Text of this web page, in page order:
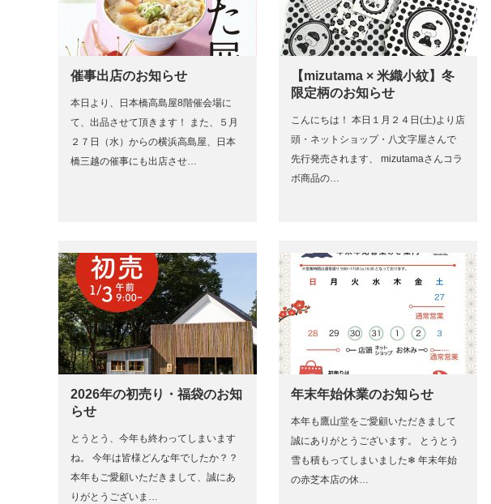
催事出店のお知らせ
本日より、日本橋高島屋8階催会場に
て、出品させて頂きます！ また、５月
２７日（水）からの横浜高島屋、日本
橋三越の催事にも出店させ…
【mizutama × 米織小紋】冬
限定柄のお知らせ
こんにちは！ 本日１月２４日(土)より店
頭・ネットショップ・八文字屋さんで
先行発売されます、 mizutamaさんコラ
ボ商品の…
2026年の初売り・福袋のお知
らせ
とうとう、今年も終わってしまいます
ね。 今年は皆様どんな年でしたか？？
本年もご愛顧いただきまして、誠にあ
りがとうございま…
年末年始休業のお知らせ
本年も鷹山堂をご愛顧いただきまして
誠にありがとうございます。 とうとう
雪も積もってしまいました❄︎ 年末年始
の赤芝本店の休…